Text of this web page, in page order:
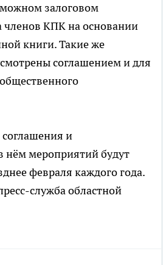
залоговом
членов КПК на основании
книги. Такие же
соглашением и для
и
нём мероприятий будут
февраля каждого года.
служба областной